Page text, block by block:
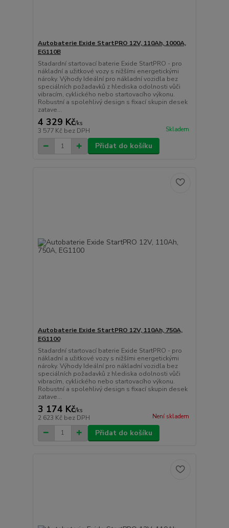
Autobaterie Exide StartPRO 12V, 110Ah, 1000A,
EG110B
Stadardní startovací baterie Exide StartPRO - pro
nákladní a užitkové vozy s nižšími energetickými
nároky. Výhody Ideální pro nákladní vozidla bez
speciálních požadavků z hlediska odolnosti vůči
vibracím, cyklického nebo startovacího výkonu.
Robustní a spolehlivý design s fixací skupin desek
zatave...
4 329 Kč/ks
3 577 Kč bez DPH Skladem
Přidat do košíku
Autobaterie Exide StartPRO 12V, 110Ah, 750A,
EG1100
Stadardní startovací baterie Exide StartPRO - pro
nákladní a užitkové vozy s nižšími energetickými
nároky. Výhody Ideální pro nákladní vozidla bez
speciálních požadavků z hlediska odolnosti vůči
vibracím, cyklického nebo startovacího výkonu.
Robustní a spolehlivý design s fixací skupin desek
zatave...
3 174 Kč/ks
2 623 Kč bez DPH Není skladem
Přidat do košíku